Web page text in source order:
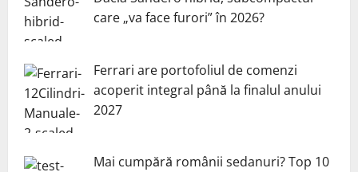
care „va face furori” în 2026?
Ferrari are portofoliul de comenzi
acoperit integral până la finalul anului
2027
Mai cumpără românii sedanuri? Top 10